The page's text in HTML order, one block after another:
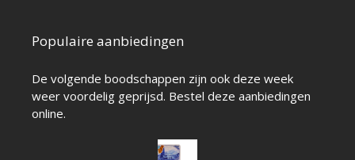
Populaire aanbiedingen
De volgende boodschappen zijn ook deze week
weer voordelig geprijsd. Bestel deze aanbiedingen
online.